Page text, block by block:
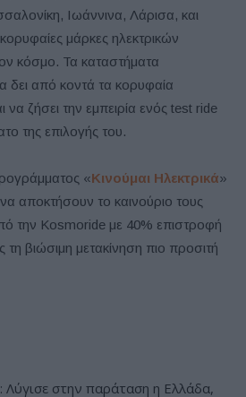
Ιωάννινα, Λάρισα, και
μάρκες ηλεκτρικών
κόσμο. Τα καταστήματα
δει από κοντά τα κορυφαία
να ζήσει την εμπειρία ενός test ride
της επιλογής του.
«Κινούμαι Ηλεκτρικά»
αποκτήσουν το καινούριο τους
την Kosmoride με 40% επιστροφή
τη βιώσιμη μετακίνηση πιο προσιτή